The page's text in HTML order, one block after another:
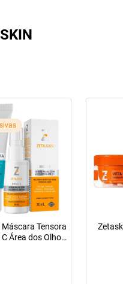
Máscara Tensora
Área dos Olhos